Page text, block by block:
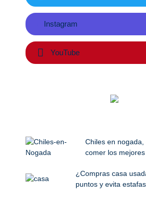
Instagram
YouTube
Chiles en
comer los mejores
¿Compras casa
puntos y evita